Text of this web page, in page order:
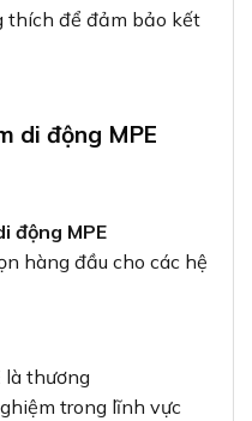
thích để đảm bảo kết
di động MPE
động MPE
hàng đầu cho các hệ
là thương
trong lĩnh vực